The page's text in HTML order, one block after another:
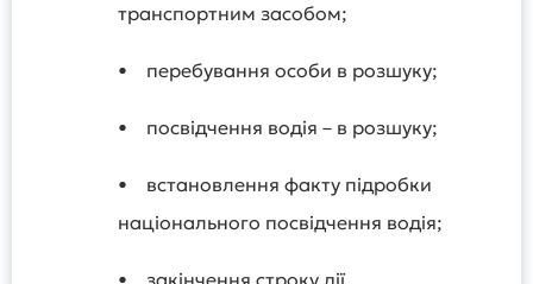
транспортним засобом;
• перебування особи в розшуку;
• посвідчення водія – в розшуку;
• встановлення факту підробки
національного посвідчення водія;
• закінчення строку дії